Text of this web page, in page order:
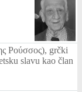
Ρούσσος), grčki
slavu kao član